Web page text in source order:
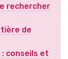
rechercher
de
conseils et